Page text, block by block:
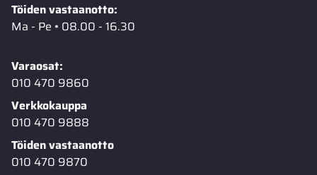
Töiden vastaanotto:
Ma - Pe • 08.00 - 16.30
Varaosat:
010 470 9860
Verkkokauppa
010 470 9888
Töiden vastaanotto
010 470 9870